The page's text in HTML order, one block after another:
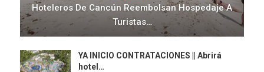
Hoteleros De Cancún Reembolsan Hospedaje A
Turistas…
YA INICIO CONTRATACIONES || Abrirá
hotel…